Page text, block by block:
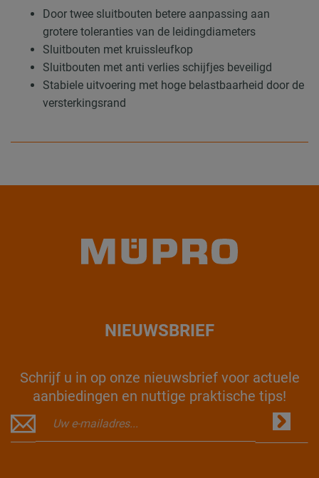
Door twee sluitbouten betere aanpassing aan
grotere toleranties van de leidingdiameters
Sluitbouten met kruissleufkop
Sluitbouten met anti verlies schijfjes beveiligd
Stabiele uitvoering met hoge belastbaarheid door de
versterkingsrand
NIEUWSBRIEF
Schrijf u in op onze nieuwsbrief voor actuele
aanbiedingen en nuttige praktische tips!